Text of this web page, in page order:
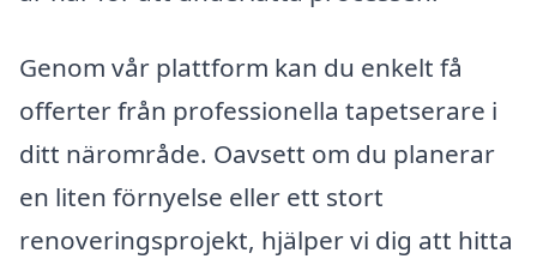
Genom vår plattform kan du enkelt få
offerter från professionella tapetserare i
ditt närområde. Oavsett om du planerar
en liten förnyelse eller ett stort
renoveringsprojekt, hjälper vi dig att hitta